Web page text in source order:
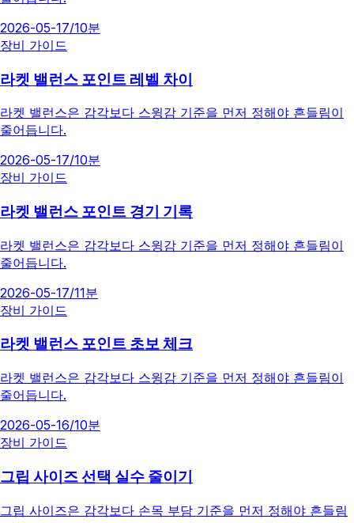
2026-05-17/10분
장비 가이드
라켓 밸런스 포인트 레벨 차이
라켓 밸런스은 감각보다 스윙감 기준을 먼저 정해야 흔들림이
줄어듭니다.
2026-05-17/10분
장비 가이드
라켓 밸런스 포인트 경기 기록
라켓 밸런스은 감각보다 스윙감 기준을 먼저 정해야 흔들림이
줄어듭니다.
2026-05-17/11분
장비 가이드
라켓 밸런스 포인트 초보 체크
라켓 밸런스은 감각보다 스윙감 기준을 먼저 정해야 흔들림이
줄어듭니다.
2026-05-16/10분
장비 가이드
그립 사이즈 선택 실수 줄이기
그립 사이즈은 감각보다 손목 부담 기준을 먼저 정해야 흔들림